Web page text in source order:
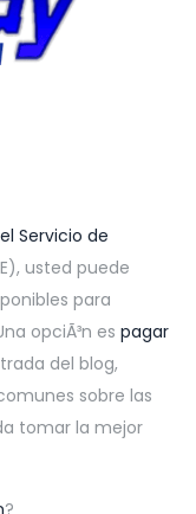
Servicio de
usted puede
para
opciÃ³n es pagar
del blog,
sobre las
tomar la mejor
?